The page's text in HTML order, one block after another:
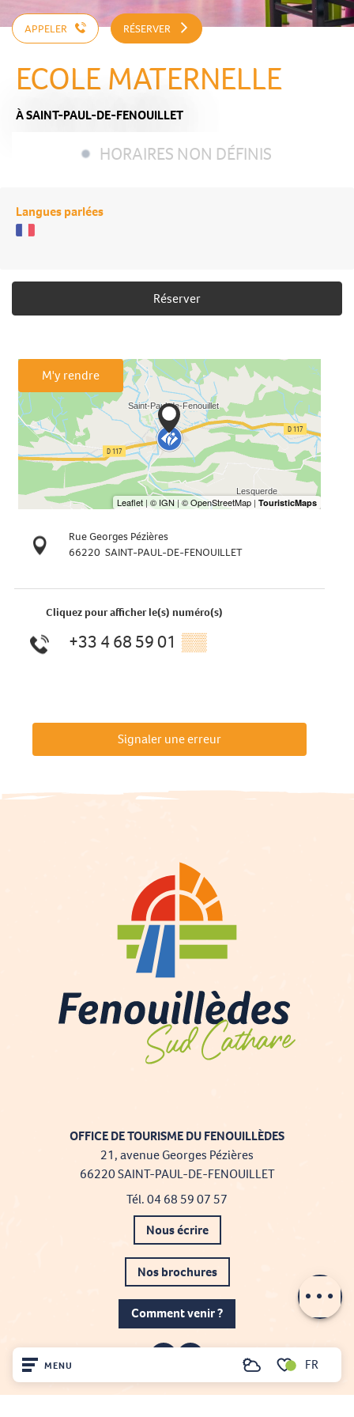
MENU
Voir les favoris
RechercheFR
APPELER RÉSERVER
ECOLE MATERNELLE
À SAINT-PAUL-DE-FENOUILLET
HORAIRES NON DÉFINIS
Langues parlées
Réserver
M'y rendre
Rue Georges Pézières
66220 SAINT-PAUL-DE-FENOUILLET
Cliquez pour afficher le(s) numéro(s)
+33 4 68 59 01 ▒▒
Signaler une erreur
OFFICE DE TOURISME DU FENOUILLÈDES
21, avenue Georges Pézières
66220 SAINT-PAUL-DE-FENOUILLET
Tél. 04 68 59 07 57
Nous écrire
Nos brochures
Comment venir ?